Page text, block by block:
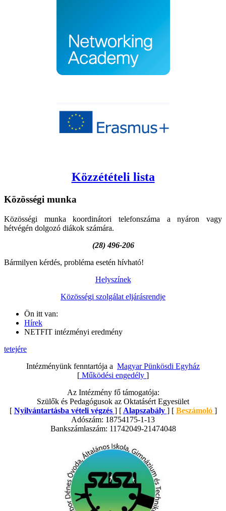
Közzétételi lista
Közösségi munka
Közösségi munka koordinátori telefonszáma a nyáron vagy
hétvégén dolgozó diákok számára.
(28) 496-206
Bármilyen kérdés, probléma esetén hívható!
Helyszínek
Közösségi szolgálat eljárásrendje
Ön itt van:
Hírek
NETFIT intézményi eredmény
tetejére
Intézményünk fenntartója a Magyar Pünkösdi Egyház
[ Működési engedély ]
Az Intézmény fő támogatója:
Szülők és Pedagógusok az Oktatásért Egyesület
[ Nyilvántartásba vételi végzés ] [ Alapszabály ] [ Beszámoló ]
Adószám: 18754175-1-13
Bankszámlaszám: 11742049-21474048